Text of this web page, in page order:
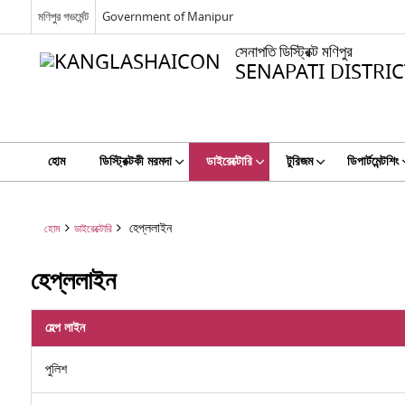
মণিপুর গভর্মেন্ট Government of Manipur
সেনাপতি ডিস্ট্রিক্ট মণিপুর
SENAPATI
হোম ডিস্ট্রিক্টকী মরমদা ডাইরেক্টোরি টুরিজম ডিপার্টমেন্টশিং
হোম ডাইরেক্টোরি হেপ্ললাইন
হেপ্ললাইন
হেল্প লাইন
পুলিশ